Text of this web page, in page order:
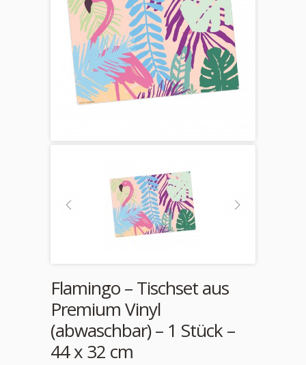
Flamingo – Tischset aus
Premium Vinyl
(abwaschbar) – 1 Stück –
44 x 32 cm